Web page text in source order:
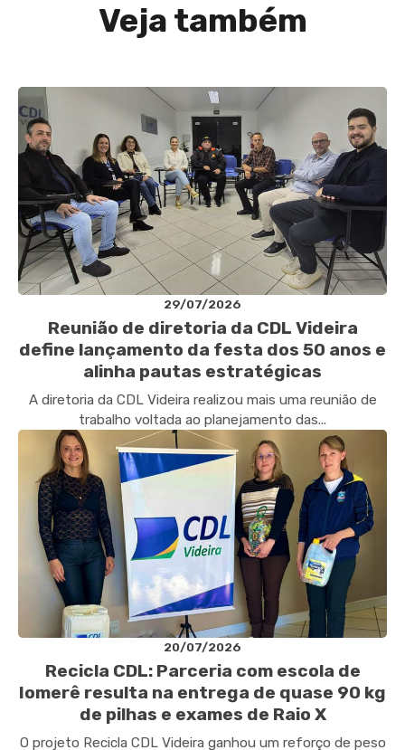
Veja também
29/07/2026
Reunião de diretoria da CDL Videira
define lançamento da festa dos 50 anos e
alinha pautas estratégicas
A diretoria da CDL Videira realizou mais uma reunião de
trabalho voltada ao planejamento das...
20/07/2026
Recicla CDL: Parceria com escola de
Iomerê resulta na entrega de quase 90 kg
de pilhas e exames de Raio X
O projeto Recicla CDL Videira ganhou um reforço de peso